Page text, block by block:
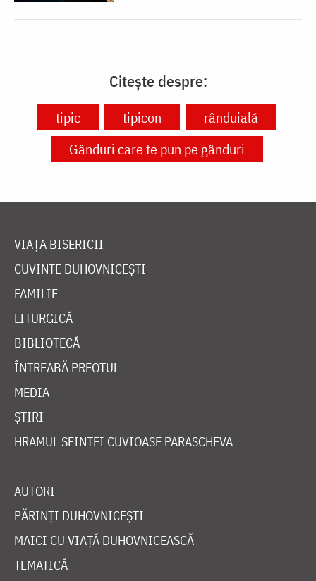
Citește despre:
tipic tipicon
rânduială
Gânduri care te pun pe gânduri
VIAȚA BISERICII
CUVINTE DUHOVNICEȘTI
FAMILIE
LITURGICĂ
BIBLIOTECĂ
ÎNTREABĂ PREOTUL
MEDIA
ȘTIRI
HRAMUL SFINTEI CUVIOASE PARASCHEVA
AUTORI
PĂRINȚI DUHOVNICEȘTI
MAICI CU VIAȚĂ DUHOVNICEASCĂ
TEMATICĂ